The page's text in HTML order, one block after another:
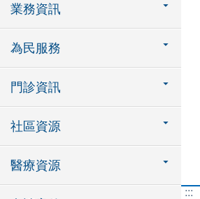
業務資訊
為民服務
門診資訊
社區資源
醫療資源
:::